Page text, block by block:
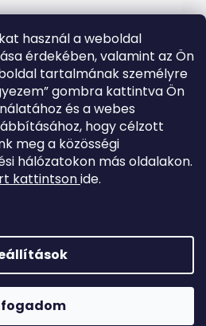
használ a weboldal
érdekében, valamint az Ön
tartalmának személyre
gombra kattintva Ön
és a webes
hogy célzott
meg a közösségi
hálózatokon más oldalakon.
kattintsonide.
Evolveo
látogasson el
média
. Minden jog fenntartva.